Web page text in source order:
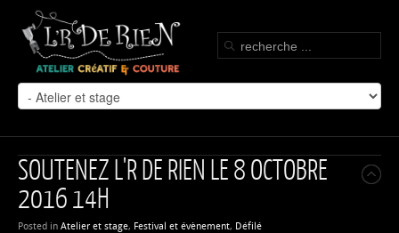
SOUTENEZ L'R DE RIEN LE 8 OCTOBRE
2016 14H
Posted in Atelier et stage, Festival et évènement, Défilé